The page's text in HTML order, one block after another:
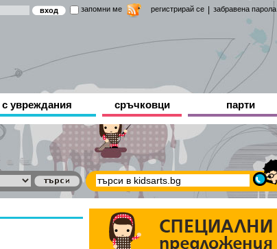
запомни ме регистрирай се забравена парола
с увреждания сръчковци парти